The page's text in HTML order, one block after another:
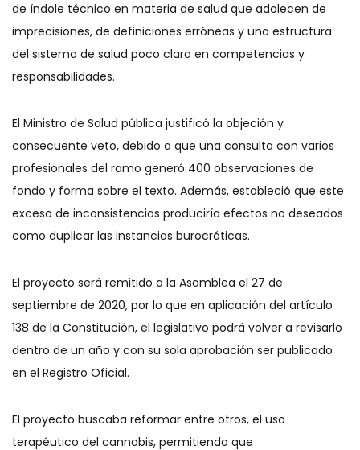
de índole técnico en materia de salud que adolecen de
imprecisiones, de definiciones erróneas y una estructura
del sistema de salud poco clara en competencias y
responsabilidades.
El Ministro de Salud pública justificó la objeción y
consecuente veto, debido a que una consulta con varios
profesionales del ramo generó 400 observaciones de
fondo y forma sobre el texto. Además, estableció que este
exceso de inconsistencias produciría efectos no deseados
como duplicar las instancias burocráticas.
El proyecto será remitido a la Asamblea el 27 de
septiembre de 2020, por lo que en aplicación del artículo
138 de la Constitución, el legislativo podrá volver a revisarlo
dentro de un año y con su sola aprobación ser publicado
en el Registro Oficial.
El proyecto buscaba reformar entre otros, el uso
terapéutico del cannabis, permitiendo que